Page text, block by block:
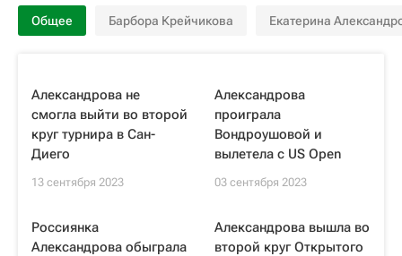
Общее Барбора Крейчикова Екатерина
Александрова не
смогла выйти во второй
круг турнира в Сан-
Диего
13 сентября 2023
Александрова
проиграла
Вондроушовой и
вылетела с US Open
03 сентября 2023
Россиянка
Александрова обыграла
Александрова вышла во
второй круг Открытого